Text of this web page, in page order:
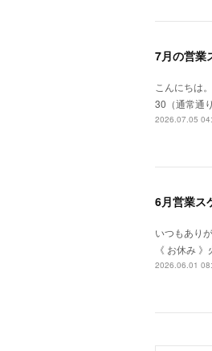
7月の営業
こんにちは
30（通常通
2026.07.05
6月営業ス
いつもあり
《 お休み
2026.06.01